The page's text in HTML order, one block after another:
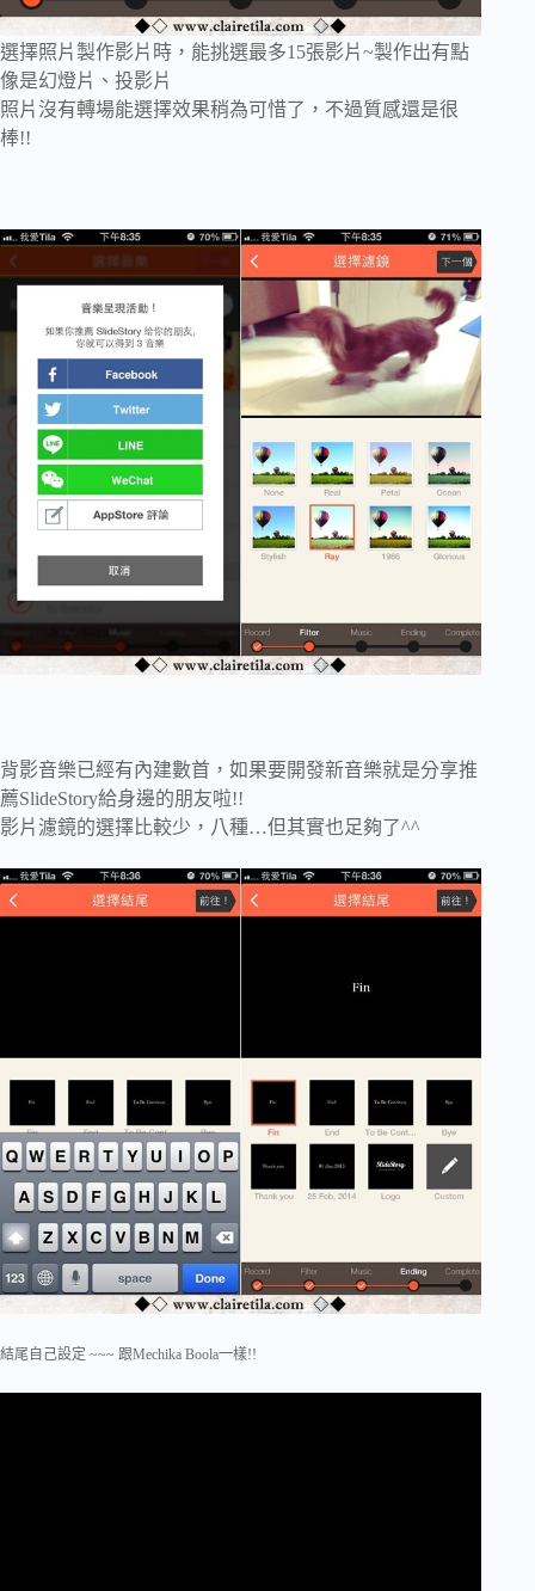
選擇照片製作影片時，能挑選最多15張影片~製作出有點
像是幻燈片、投影片
照片沒有轉場能選擇效果稍為可惜了，不過質感還是很
棒!!
背影音樂已經有內建數首，如果要開發新音樂就是分享推
薦SlideStory給身邊的朋友啦!!
影片濾鏡的選擇比較少，八種…但其實也足夠了^^
結尾自己設定 ~~~ 跟Mechika Boola一樣!!